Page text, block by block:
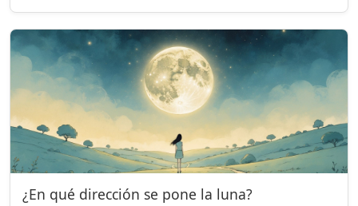
¿En qué dirección se pone la luna?